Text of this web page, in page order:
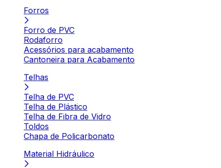
Forros
Forro de PVC
Rodaforro
Acessórios para acabamento
Cantoneira para Acabamento
Telhas
Telha de PVC
Telha de Plástico
Telha de Fibra de Vidro
Toldos
Chapa de Policarbonato
Material Hidráulico